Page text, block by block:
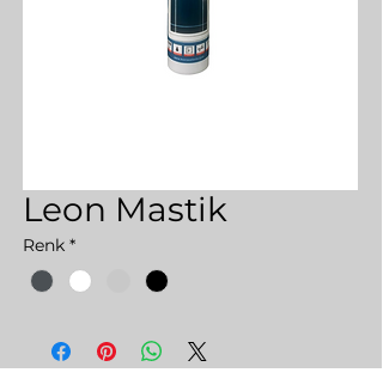
Leon Mastik
Renk *